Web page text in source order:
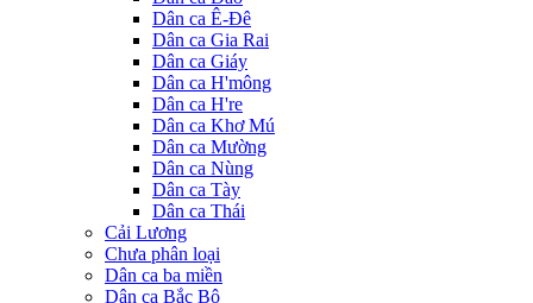
Dân ca Ê-Đê
Dân ca Gia Rai
Dân ca Giáy
Dân ca H'mông
Dân ca H're
Dân ca Khơ Mú
Dân ca Mường
Dân ca Nùng
Dân ca Tày
Dân ca Thái
Cải Lương
Chưa phân loại
Dân ca ba miền
Dân ca Bắc Bộ